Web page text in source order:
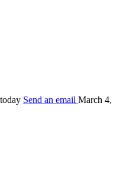
Send an email March 4,